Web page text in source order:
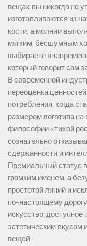
вещах вы никогда не
изготавливаются из
кости, а молнии
мягким, бесшумным
выбираете
который говорит сам
В современной
переоценка
потребления, когда
размером логотипа на
философии «тихой
сознательно
сдержанности и
Премиальный статус
громким именем, а
простотой линий и
по-настоящему
искусство,
эстетическим вкусом
вещей.